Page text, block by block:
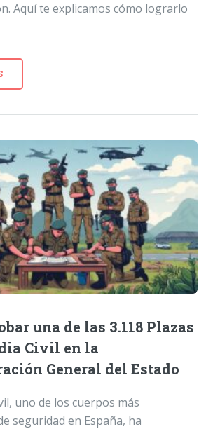
Aquí te explicamos cómo lograrlo
una de las 3.118 Plazas
Civil en la
General del Estado
uno de los cuerpos más
seguridad en España, ha